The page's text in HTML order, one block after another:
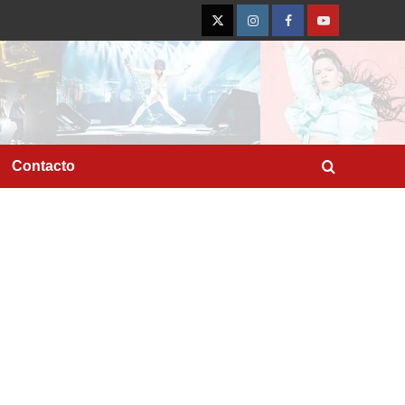
TwitterInstagramFacebookYouTube
Contacto